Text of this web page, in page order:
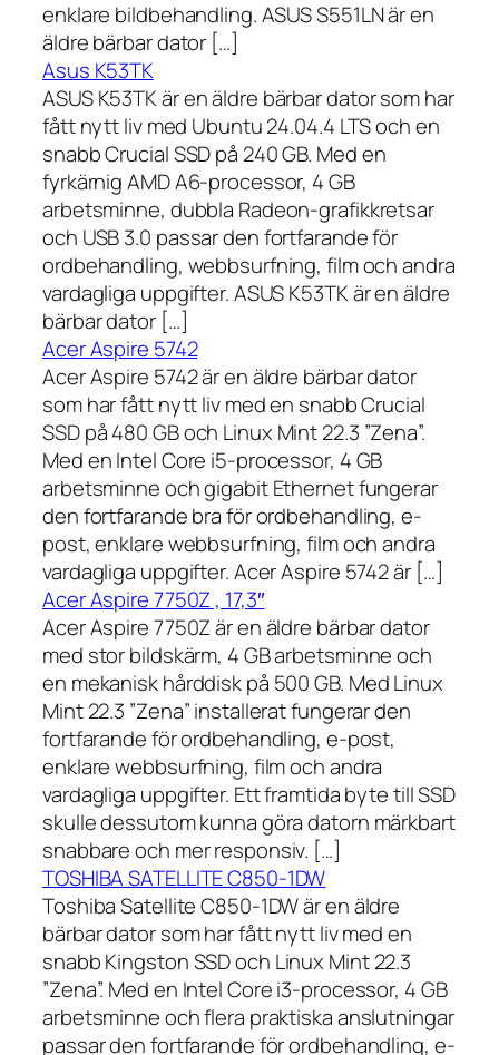
enklare bildbehandling. ASUS S551LN är en
äldre bärbar dator […]
Asus K53TK
ASUS K53TK är en äldre bärbar dator som har
fått nytt liv med Ubuntu 24.04.4 LTS och en
snabb Crucial SSD på 240 GB. Med en
fyrkärnig AMD A6-processor, 4 GB
arbetsminne, dubbla Radeon-grafikkretsar
och USB 3.0 passar den fortfarande för
ordbehandling, webbsurfning, film och andra
vardagliga uppgifter. ASUS K53TK är en äldre
bärbar dator […]
Acer Aspire 5742
Acer Aspire 5742 är en äldre bärbar dator
som har fått nytt liv med en snabb Crucial
SSD på 480 GB och Linux Mint 22.3 ”Zena”.
Med en Intel Core i5-processor, 4 GB
arbetsminne och gigabit Ethernet fungerar
den fortfarande bra för ordbehandling, e-
post, enklare webbsurfning, film och andra
vardagliga uppgifter. Acer Aspire 5742 är […]
Acer Aspire 7750Z , 17,3″
Acer Aspire 7750Z är en äldre bärbar dator
med stor bildskärm, 4 GB arbetsminne och
en mekanisk hårddisk på 500 GB. Med Linux
Mint 22.3 ”Zena” installerat fungerar den
fortfarande för ordbehandling, e-post,
enklare webbsurfning, film och andra
vardagliga uppgifter. Ett framtida byte till SSD
skulle dessutom kunna göra datorn märkbart
snabbare och mer responsiv. […]
TOSHIBA SATELLITE C850-1DW
Toshiba Satellite C850-1DW är en äldre
bärbar dator som har fått nytt liv med en
snabb Kingston SSD och Linux Mint 22.3
”Zena”. Med en Intel Core i3-processor, 4 GB
arbetsminne och flera praktiska anslutningar
passar den fortfarande för ordbehandling, e-